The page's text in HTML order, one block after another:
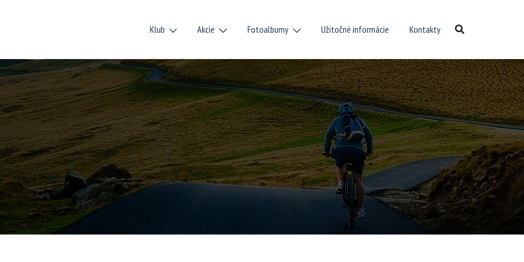
Klub Akcie Fotoalbumy Užitočné informácie Kontakty